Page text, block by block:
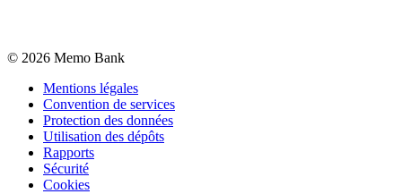
© 2026 Memo Bank
Mentions légales
Convention de services
Protection des données
Utilisation des dépôts
Rapports
Sécurité
Cookies